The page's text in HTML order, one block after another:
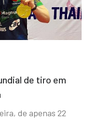
de tiro em
de apenas 22